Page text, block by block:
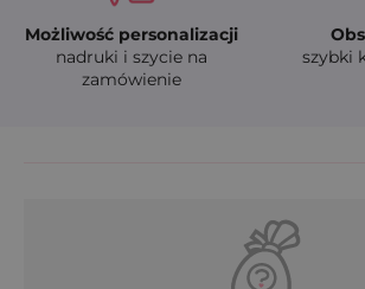
Możliwość personalizacji
nadruki i szycie na
zamówienie
szybki